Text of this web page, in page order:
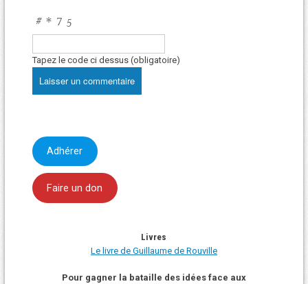
Tapez le code ci dessus (obligatoire)
Adhérer
Faire un don
Livres
Le livre de Guillaume de Rouville
Pour gagner la bataille des idées face aux